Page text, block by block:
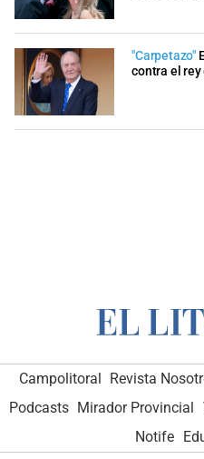
"Carpetazo"
contra el
Campolitoral Revista
Podcasts Mirador Provincial
Notife